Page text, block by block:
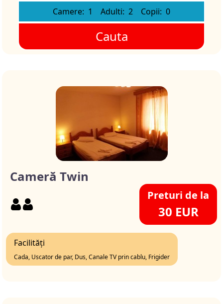
Camere: 1 Adulti: 2 Copii: 0
Cauta
Cameră Twin
Preturi de la
30 EUR
Facilități
Cada, Uscator de par, Dus, Canale TV prin cablu, Frigider